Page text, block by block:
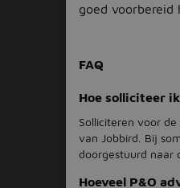
goed voorbereid
FAQ
Hoe solliciteer
Solliciteren voor
van Jobbird. Bij
doorgestuurd naar
Hoeveel P&O